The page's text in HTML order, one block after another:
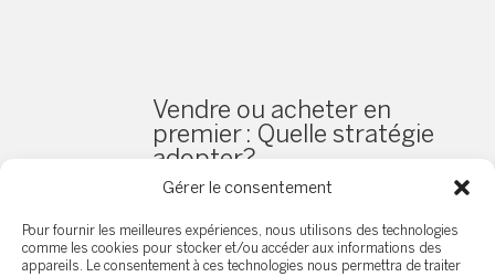
Gérer le consentement
Pour fournir les meilleures expériences, nous utilisons des technologies
comme les cookies pour stocker et/ou accéder aux informations des
appareils. Le consentement à ces technologies nous permettra de traiter
Vendre ou acheter en
premier : Quelle stratégie
adopter?